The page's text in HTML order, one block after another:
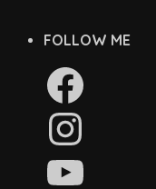
FOLLOW ME
Facebook
Instagram
YouTube